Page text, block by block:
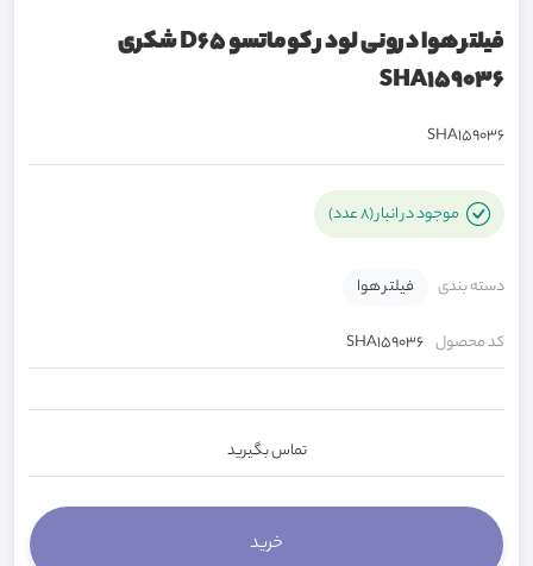
فیلتر هوا درونی لودر کوماتسو D65 شکری
SHA159036
SHA159036
موجود در انبار (8 عدد)
دسته بندی فیلتر هوا
کد محصول SHA159036
تماس بگیرید